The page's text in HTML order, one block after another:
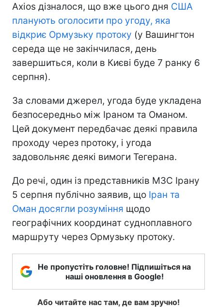
Axios дізналося, що вже цього дня США
планують оголосити про угоду, яка
відкриє Ормузьку протоку (у Вашингтон
середа ще не закінчилася, день
завершиться, коли в Києві буде 7 ранку 6
серпня).
За словами джерел, угода буде укладена
безпосередньо між Іраном та Оманом.
Цей документ передбачає деякі правила
проходу через протоку, і угода
задовольняє деякі вимоги Тегерана.
До речі, один із представників МЗС Ірану
5 серпня публічно заявив, що Іран та
Оман досягли розуміння щодо
географічних координат судноплавного
маршруту через Ормузьку протоку.
Не пропустіть головне! Підпишіться на
наші оновлення в Google!
Або читайте нас там, де вам зручно!